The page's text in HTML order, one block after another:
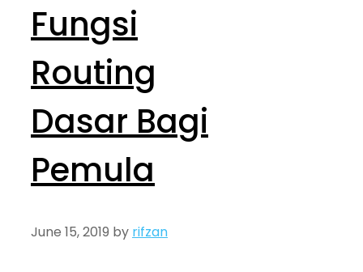
Fungsi
Routing
Dasar Bagi
Pemula
June 15, 2019 by rifzan